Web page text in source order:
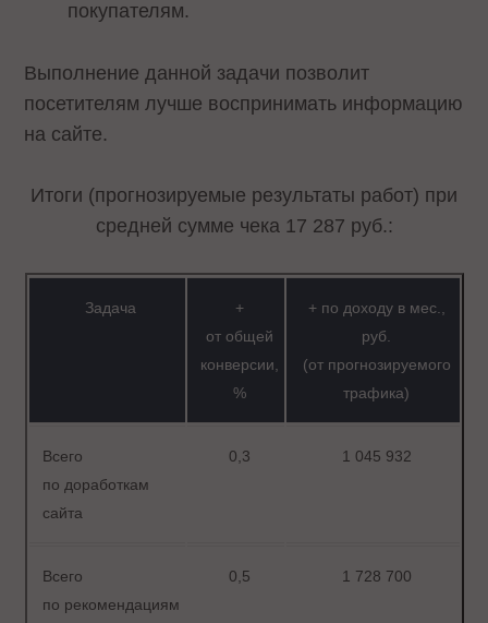
покупателям.
Выполнение данной задачи позволит
посетителям лучше воспринимать информацию
на сайте.
Итоги (прогнозируемые результаты работ) при
средней сумме чека 17 287 руб.:
Задача
+
от общей
конверсии,
%
+ по доходу в мес.,
руб.
(от прогнозируемого
трафика)
Всего
по доработкам
сайта
0,3 1 045 932
Всего
по рекомендациям
0,5 1 728 700